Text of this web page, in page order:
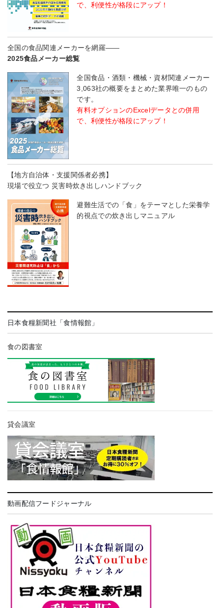
で、利便性が格段にアップ！
全国の食品関連メーカーを網羅――
2025食品メーカー総覧
全国食品・酒類・機械・資材関連メーカー
3,063社の概要をまとめた業界唯一のもの
です。
有料オプションのExcelデータとの併用
で、利便性が格段にアップ！
【地方自治体・支援関係者必携】
現場で役立つ 災害時炊き出しハンドブック
避難生活での「食」をテーマとした栄養学
的視点での炊き出しマニュアル
日本食糧新聞社「食情報館」
食の図書室
貸会議室
動画配信フードジャーナル